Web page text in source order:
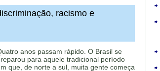
racismo e
anos passam rápido. O Brasil se
para aquele tradicional período
que, de norte a sul, muita gente começa